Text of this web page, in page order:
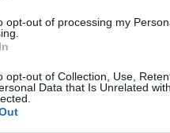
opt-out of processing my
opt-out of Collection, Use,
Data that Is Unrelated
στην αίτηση
έτους 2024
φορολογικής